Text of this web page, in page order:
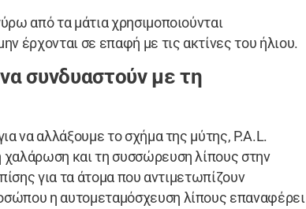
από τα μάτια χρησιμοποιούνται
έρχονται σε επαφή με τις ακτίνες του ήλιου.
συνδυαστούν με τη
να αλλάξουμε το σχήμα της μύτης, P.A.L.
χαλάρωση και τη συσσώρευση λίπους στην
για τα άτομα που αντιμετωπίζουν
η αυτομεταμόσχευση λίπους επαναφέρει